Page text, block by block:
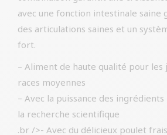
avec une fonction intestinale saine
des articulations saines et un
fort.
– Aliment de haute qualité pour les
races moyennes
– Avec la puissance des
la recherche scientifique
.br />- Avec du délicieux poulet frais